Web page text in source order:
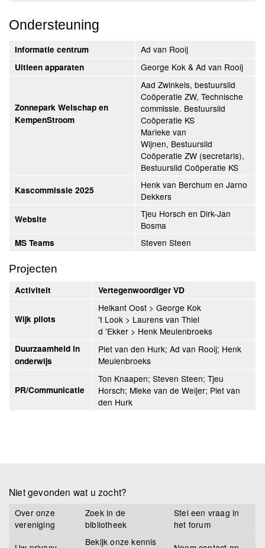
Ondersteuning
Informatie centrum Ad van Rooij
Uitleen apparaten George Kok & Ad van Rooij
Zonnepark Welschap en
KempenStroom
Aad Zwinkels, bestuurslid
Coöperatie ZW, Technische
commissie. Bestuurslid
Coöperatie KS
Marieke van
Wijnen, Bestuurslid
Coöperatie ZW (secretaris),
Bestuurslid Coöperatie KS
Kascommissie 2025
Henk van Berchum en Jarno
Dekkers
Website
Tjeu Horsch en Dirk-Jan
Bosma
MS Teams Steven Steen
Projecten
Activiteit Vertegenwoordiger VD
Wijk pilots
Heikant Oost > George Kok
't Look > Laurens van Thiel
d 'Ekker > Henk Meulenbroeks
Duurzaamheid in
onderwijs
Piet van den Hurk; Ad van Rooij; Henk
Meulenbroeks
PR/Communicatie
Ton Knaapen; Steven Steen; Tjeu
Horsch; Mieke van de Weijer; Piet van
den Hurk
Niet gevonden wat u zocht?
Over onze
vereniging
Zoek in de
bibliotheek
Stel een vraag in
het forum
Bekijk onze kennis